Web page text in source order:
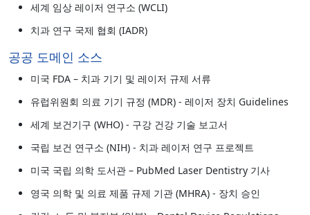
세계 임상 레이저 연구소 (WCLI)
치과 연구 국제 협회 (IADR)
공공 도메인 소스
미국 FDA – 치과 기기 및 레이저 규제 서류
유럽위원회 의료 기기 규정 (MDR) - 레이저 장치 Guidelines
세계 보건기구 (WHO) - 구강 건강 기술 보고서
국립 보건 연구소 (NIH) - 치과 레이저 연구 프로젝트
미국 국립 의학 도서관 – PubMed Laser Dentistry 기사
영국 의학 및 의료 제품 규제 기관 (MHRA) - 장치 승인